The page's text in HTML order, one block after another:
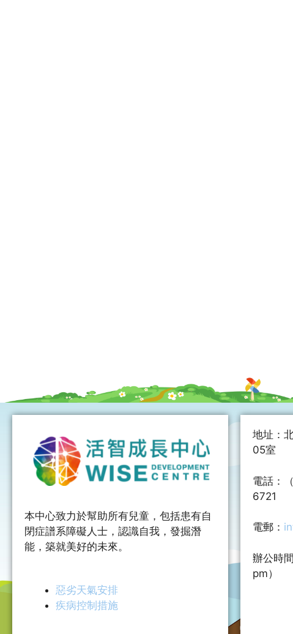
本中心致力於幫助所有兒童，包括患有自
閉症譜系障礙人士，認識自我，發掘潛
能，築就美好的未來。
惡劣天氣安排
疾病控制措施
地址：
05室
電話：
6721
電郵：
辦公時
pm）